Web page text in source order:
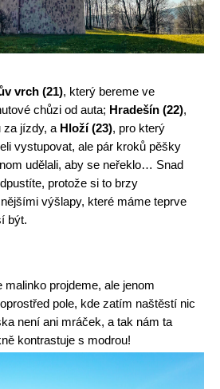
vrch (21), který bereme ve
chůzi od auta; Hradešín (22),
za jízdy, a Hloží (23), pro který
vystupovat, ale pár kroků pěšky
udělali, aby se neřeklo… Snad
protože si to brzy
výšlapy, které máme teprve
být.
malinko projdeme, ale jenom
pole, kde zatím naštěstí nic
není ani mráček, a tak nám ta
kontrastuje s modrou!